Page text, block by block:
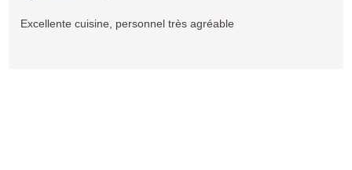
Excellente cuisine, personnel très agréable